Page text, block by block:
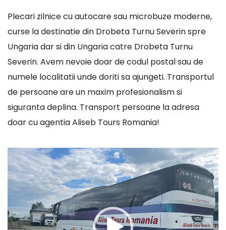
Plecari zilnice cu autocare sau microbuze moderne,
curse la destinatie din Drobeta Turnu Severin spre
Ungaria dar si din Ungaria catre Drobeta Turnu
Severin. Avem nevoie doar de codul postal sau de
numele localitatii unde doriti sa ajungeti. Transportul
de persoane are un maxim profesionalism si
siguranta deplina. Transport persoane la adresa
doar cu agentia Aliseb Tours Romania!
Player
video